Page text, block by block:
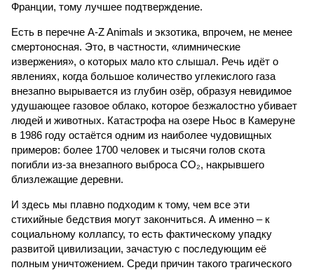
Франции, тому лучшее подтверждение.
Есть в перечне A-Z Animals и экзотика, впрочем, не менее
смертоносная. Это, в частности, «лимнические
извержения», о которых мало кто слышал. Речь идёт о
явлениях, когда большое количество углекислого газа
внезапно вырывается из глубин озёр, образуя невидимое
удушающее газовое облако, которое безжалостно убивает
людей и животных. Катастрофа на озере Ньос в Камеруне
в 1986 году остаётся одним из наиболее чудовищных
примеров: более 1700 человек и тысячи голов скота
погибли из-за внезапного выброса CO₂, накрывшего
близлежащие деревни.
И здесь мы плавно подходим к тому, чем все эти
стихийные бедствия могут закончиться. А именно – к
социальному коллапсу, то есть фактическому упадку
развитой цивилизации, зачастую с последующим её
полным уничтожением. Среди причин такого трагического